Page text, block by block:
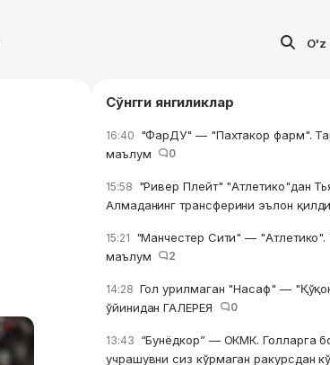
O'z
Сўнгги янгиликлар
16:40 "ФарДУ" — "Пахтакор фарм".
маълум
0
15:58 "Ривер Плейт" "Атлетико"дан
Алмаданинг трансферини эълон
15:21 "Манчестер Сити" — "Атлетико".
маълум
2
14:28 Гол урилмаган "Насаф" —
ўйинидан ГАЛЕРЕЯ
0
13:43 “Бунёдкор” — ОКМК. Голларга
учрашувни сиз кўрмаган ракурсдан